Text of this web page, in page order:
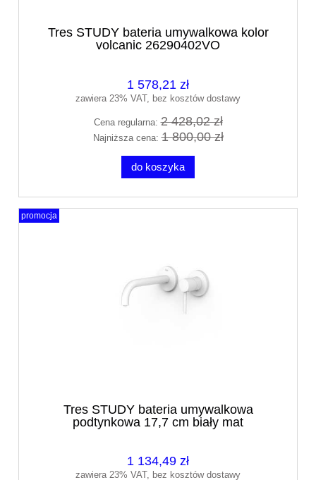
Tres STUDY bateria umywalkowa kolor
volcanic 26290402VO
1 578,21 zł
zawiera 23% VAT, bez kosztów dostawy
Cena regularna:2 428,02 zł
Najniższa cena:1 800,00 zł
do koszyka
Tres STUDY bateria umywalkowa
podtynkowa 17,7 cm biały mat
1 134,49 zł
zawiera 23% VAT, bez kosztów dostawy
promocja